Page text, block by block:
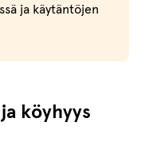
ja käytäntöjen
köyhyys